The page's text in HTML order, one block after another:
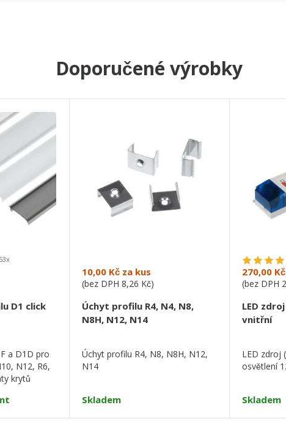
Doporučené výrobky
53x
D1 click
a D1D pro
N12, R6,
krytů
10,00 Kčza kus
(bez DPH 8,26 Kč)
Úchyt profilu R4, N4, N8,
N8H, N12, N14
Úchyt profilu R4, N8, N8H, N12,
N14
Skladem
270,00 Kč
(bez DPH
LED
vnitřní
LED zdroj
osvětlení
Skladem